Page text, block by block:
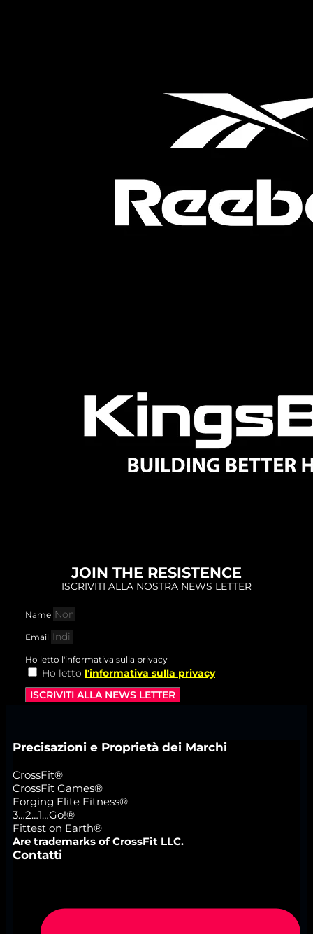
JOIN THE RESISTENCE
ISCRIVITI ALLA NOSTRA NEWS LETTER
Name
Email
Ho letto l'informativa sulla privacy
Ho letto l'informativa sulla privacy
ISCRIVITI ALLA NEWS LETTER
Precisazioni e Proprietà dei Marchi
CrossFit®
CrossFit Games®
Forging Elite Fitness®
3…2…1…Go!®
Fittest on Earth®
Are trademarks of CrossFit LLC.
Contatti